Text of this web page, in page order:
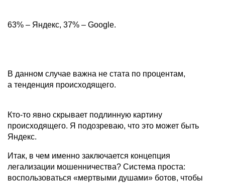
63% – Яндекс, 37% – Google.
В данном случае важна не стата по процентам,
а тенденция происходящего.
Кто-то явно скрывает подлинную картину
происходящего. Я подозреваю, что это может быть
Яндекс.
Итак, в чем именно заключается концепция
легализации мошенничества? Система проста:
воспользоваться «мертвыми душами» ботов, чтобы